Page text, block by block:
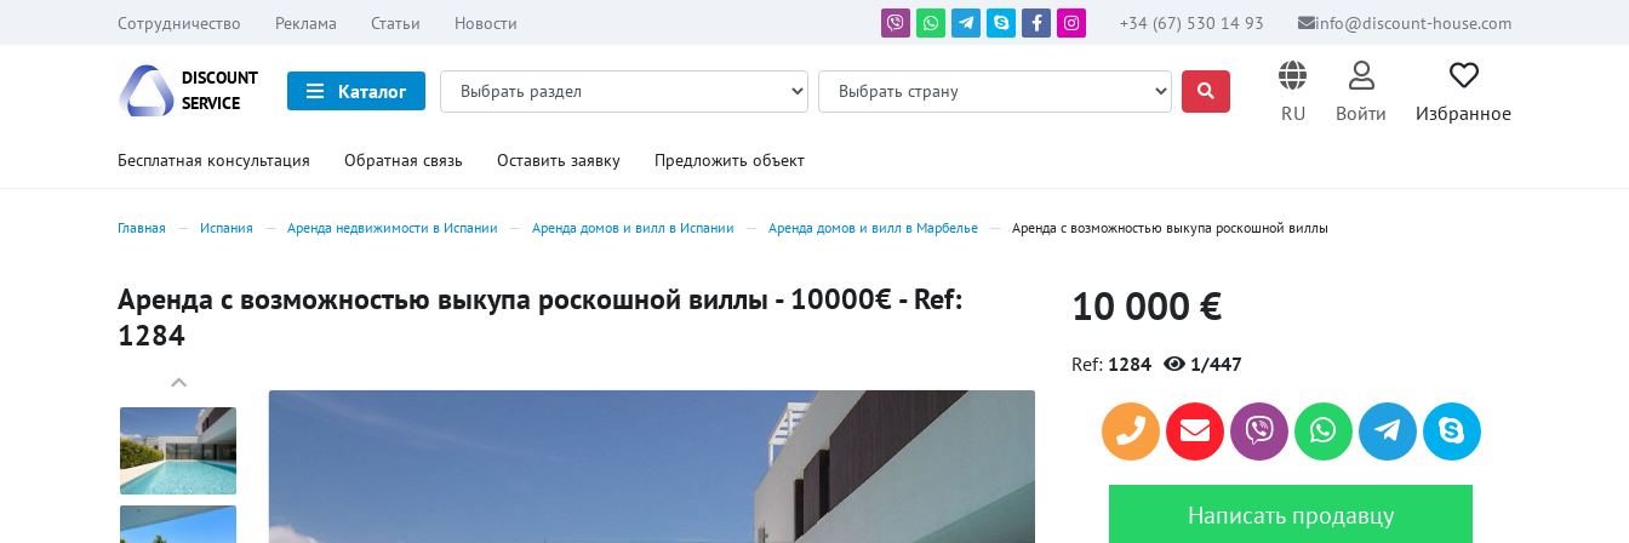
Сотрудничество Реклама Статьи Новости +34 (67) 530 14 93 info@discount-house.com
DISCOUNT
SERVICE
Каталог
RU
Войти Избранное
Бесплатная консультация Обратная связь Оставить заявку Предложить объект
Главная Испания Аренда недвижимости в Испании Аренда домов и вилл в Испании Аренда домов и вилл в Марбелье Аренда с возможностью выкупа роскошной виллы
Аренда с возможностью выкупа роскошной виллы - 10000€ - Ref:
1284
10 000 €
Ref: 1284 1/447
Написать продавцу